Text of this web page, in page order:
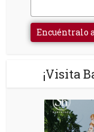
Encuéntralo
¡Visita